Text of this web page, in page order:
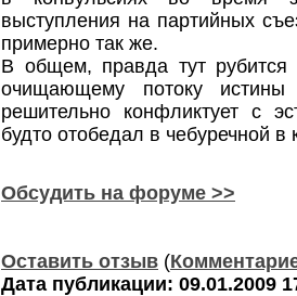
выступления на партийных
примерно так же.
В общем, правда тут рубится
очищающему потоку
решительно конфликтует с
будто отобедал в чебуречной
Обсудить на форуме >>
Оставить отзыв (
Дата публикации: 09.01.2009